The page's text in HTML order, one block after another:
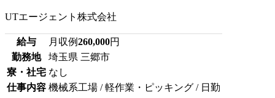
UTエージェント株式会社
給与 月収例260,000円
勤務地
埼玉県 三郷市
寮・社宅 なし
仕事内容 機械系工場 / 軽作業・ピッキング / 日勤